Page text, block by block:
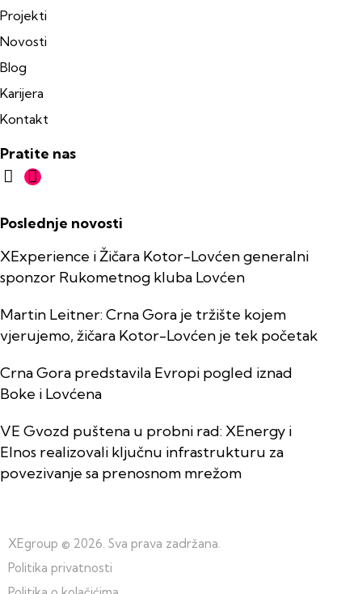
Projekti
Novosti
Blog
Karijera
Kontakt
Pratite nas
Poslednje novosti
XExperience i Žičara Kotor-Lovćen generalni
sponzor Rukometnog kluba Lovćen
Martin Leitner: Crna Gora je tržište kojem
vjerujemo, žičara Kotor-Lovćen je tek početak
Crna Gora predstavila Evropi pogled iznad
Boke i Lovćena
VE Gvozd puštena u probni rad: XEnergy i
Elnos realizovali ključnu infrastrukturu za
povezivanje sa prenosnom mrežom
XEgroup © 2026. Sva prava zadržana.
Politika privatnosti